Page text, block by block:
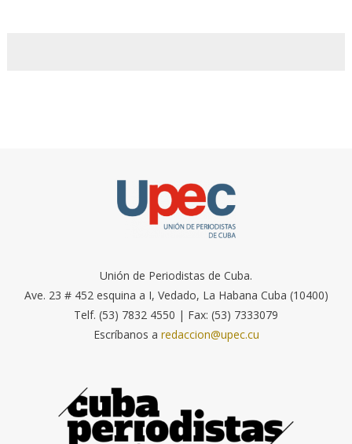
Unión de Periodistas de Cuba.
Ave. 23 # 452 esquina a I, Vedado, La Habana Cuba (10400)
Telf. (53) 7832 4550 | Fax: (53) 7333079
Escríbanos a redaccion@upec.cu